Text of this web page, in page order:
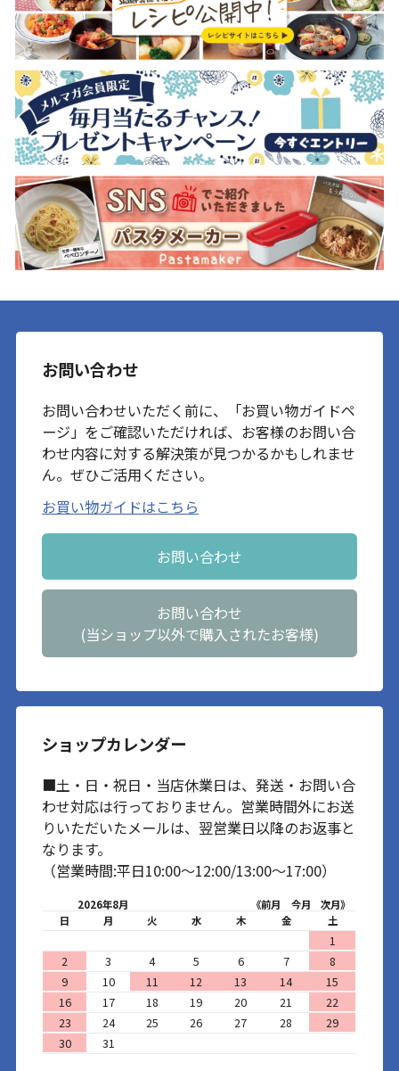
お問い合わせ
お問い合わせいただく前に、「お買い物ガイドペ
ージ」をご確認いただければ、お客様のお問い合
わせ内容に対する解決策が見つかるかもしれませ
ん。ぜひご活用ください。
お買い物ガイドはこちら
お問い合わせ
お問い合わせ
(当ショップ以外で購入されたお客様)
ショップカレンダー
■土・日・祝日・当店休業日は、発送・お問い合
わせ対応は行っておりません。営業時間外にお送
りいただいたメールは、翌営業日以降のお返事と
なります。
（営業時間:平日10:00～12:00/13:00～17:00）
2026年8月 《前月 今月
次月》
日
月 火 水 木 金 土
1
2
3 4 5 6 7
8
9
10 11 12 13 14
15
16
17 18 19 20 21
22
23
24 25 26 27 28
29
30
31